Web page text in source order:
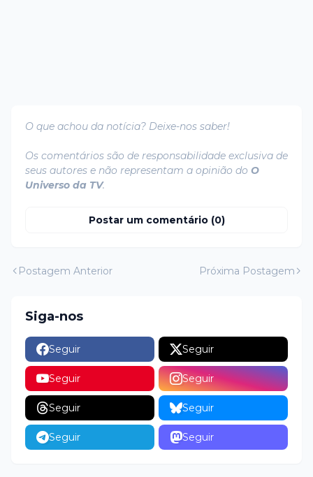
O que achou da notícia? Deixe-nos saber!
Os comentários são de responsabilidade exclusiva de
seus autores e não representam a opinião do O
Universo da TV.
Postar um comentário (0)
Postagem Anterior Próxima Postagem
Siga-nos
Seguir Seguir
Seguir Seguir
Seguir Seguir
Seguir Seguir